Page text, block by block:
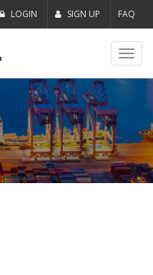
LOGIN SIGN UP FAQ